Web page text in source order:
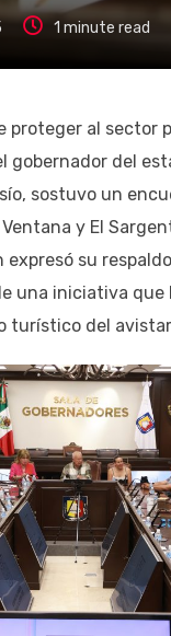
1 minute read
proteger al sector
gobernador del
sostuvo un
y El
expresó su
una iniciativa que
turístico del